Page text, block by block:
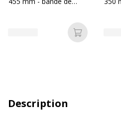
Ajouter au
Description